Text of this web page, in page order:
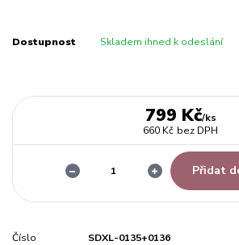
Dostupnost Skladem ihned k odeslání
799 Kč/ks
660 Kč bez DPH
Přidat
Číslo
SDXL-0135+0136